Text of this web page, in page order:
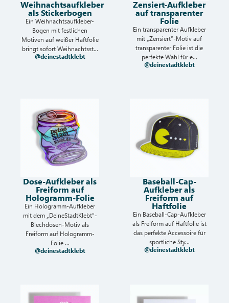
Weihnachtsaufkleber
als Stickerbogen
Ein Weihnachtsaufkleber-
Bogen mit festlichen
Motiven auf weißer Haftfolie
bringt sofort Weihnachtsst...
@deinestadtklebt
Zensiert-Aufkleber
auf transparenter
Folie
Ein transparenter Aufkleber
mit „Zensiert“-Motiv auf
transparenter Folie ist die
perfekte Wahl für e...
@deinestadtklebt
Dose-Aufkleber als
Freiform auf
Hologramm-Folie
Ein Hologramm-Aufkleber
mit dem „DeineStadtKlebt“-
Blechdosen-Motiv als
Freiform auf Hologramm-
Folie ...
@deinestadtklebt
Baseball-Cap-
Aufkleber als
Freiform auf
Haftfolie
Ein Baseball-Cap-Aufkleber
als Freiform auf Haftfolie ist
das perfekte Accessoire für
sportliche Sty...
@deinestadtklebt